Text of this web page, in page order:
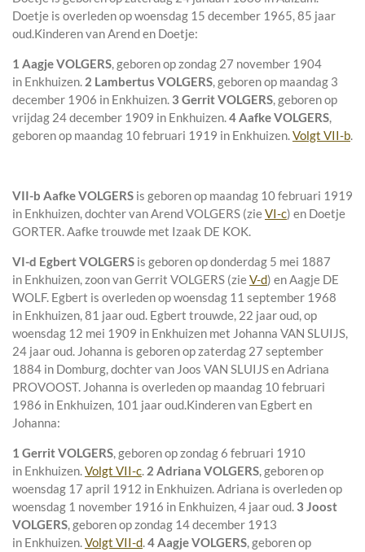
Doetje is overleden op woensdag 15 december 1965, 85 jaar
oud.Kinderen van Arend en Doetje:
1 Aagje VOLGERS, geboren op zondag 27 november 1904
in Enkhuizen. 2 Lambertus VOLGERS, geboren op maandag 3
december 1906 in Enkhuizen. 3 Gerrit VOLGERS, geboren op
vrijdag 24 december 1909 in Enkhuizen.4 Aafke VOLGERS,
geboren op maandag 10 februari 1919 in Enkhuizen.Volgt VII-b.
VII-b Aafke VOLGERS is geboren op maandag 10 februari 1919
in Enkhuizen, dochter vanArend VOLGERS (zieVI-c) en Doetje
GORTER. Aafke trouwde met Izaak DE KOK.
VI-d Egbert VOLGERS is geboren op donderdag 5 mei 1887
in Enkhuizen, zoon vanGerrit VOLGERS (zieV-d) enAagje DE
WOLF. Egbert is overleden op woensdag 11 september 1968
in Enkhuizen, 81 jaar oud. Egbert trouwde, 22 jaar oud, op
woensdag 12 mei 1909 in Enkhuizen met Johanna VAN SLUIJS,
24 jaar oud. Johanna is geboren op zaterdag 27 september
1884 in Domburg, dochter van Joos VAN SLUIJS enAdriana
PROVOOST. Johanna is overleden op maandag 10 februari
1986 in Enkhuizen, 101 jaar oud.Kinderen van Egbert en
Johanna:
1 Gerrit VOLGERS, geboren op zondag 6 februari 1910
in Enkhuizen.Volgt VII-c. 2 Adriana VOLGERS, geboren op
woensdag 17 april 1912 in Enkhuizen. Adriana is overleden op
woensdag 1 november 1916 in Enkhuizen, 4 jaar oud. 3 Joost
VOLGERS, geboren op zondag 14 december 1913
in Enkhuizen.Volgt VII-d.4 Aagje VOLGERS, geboren op